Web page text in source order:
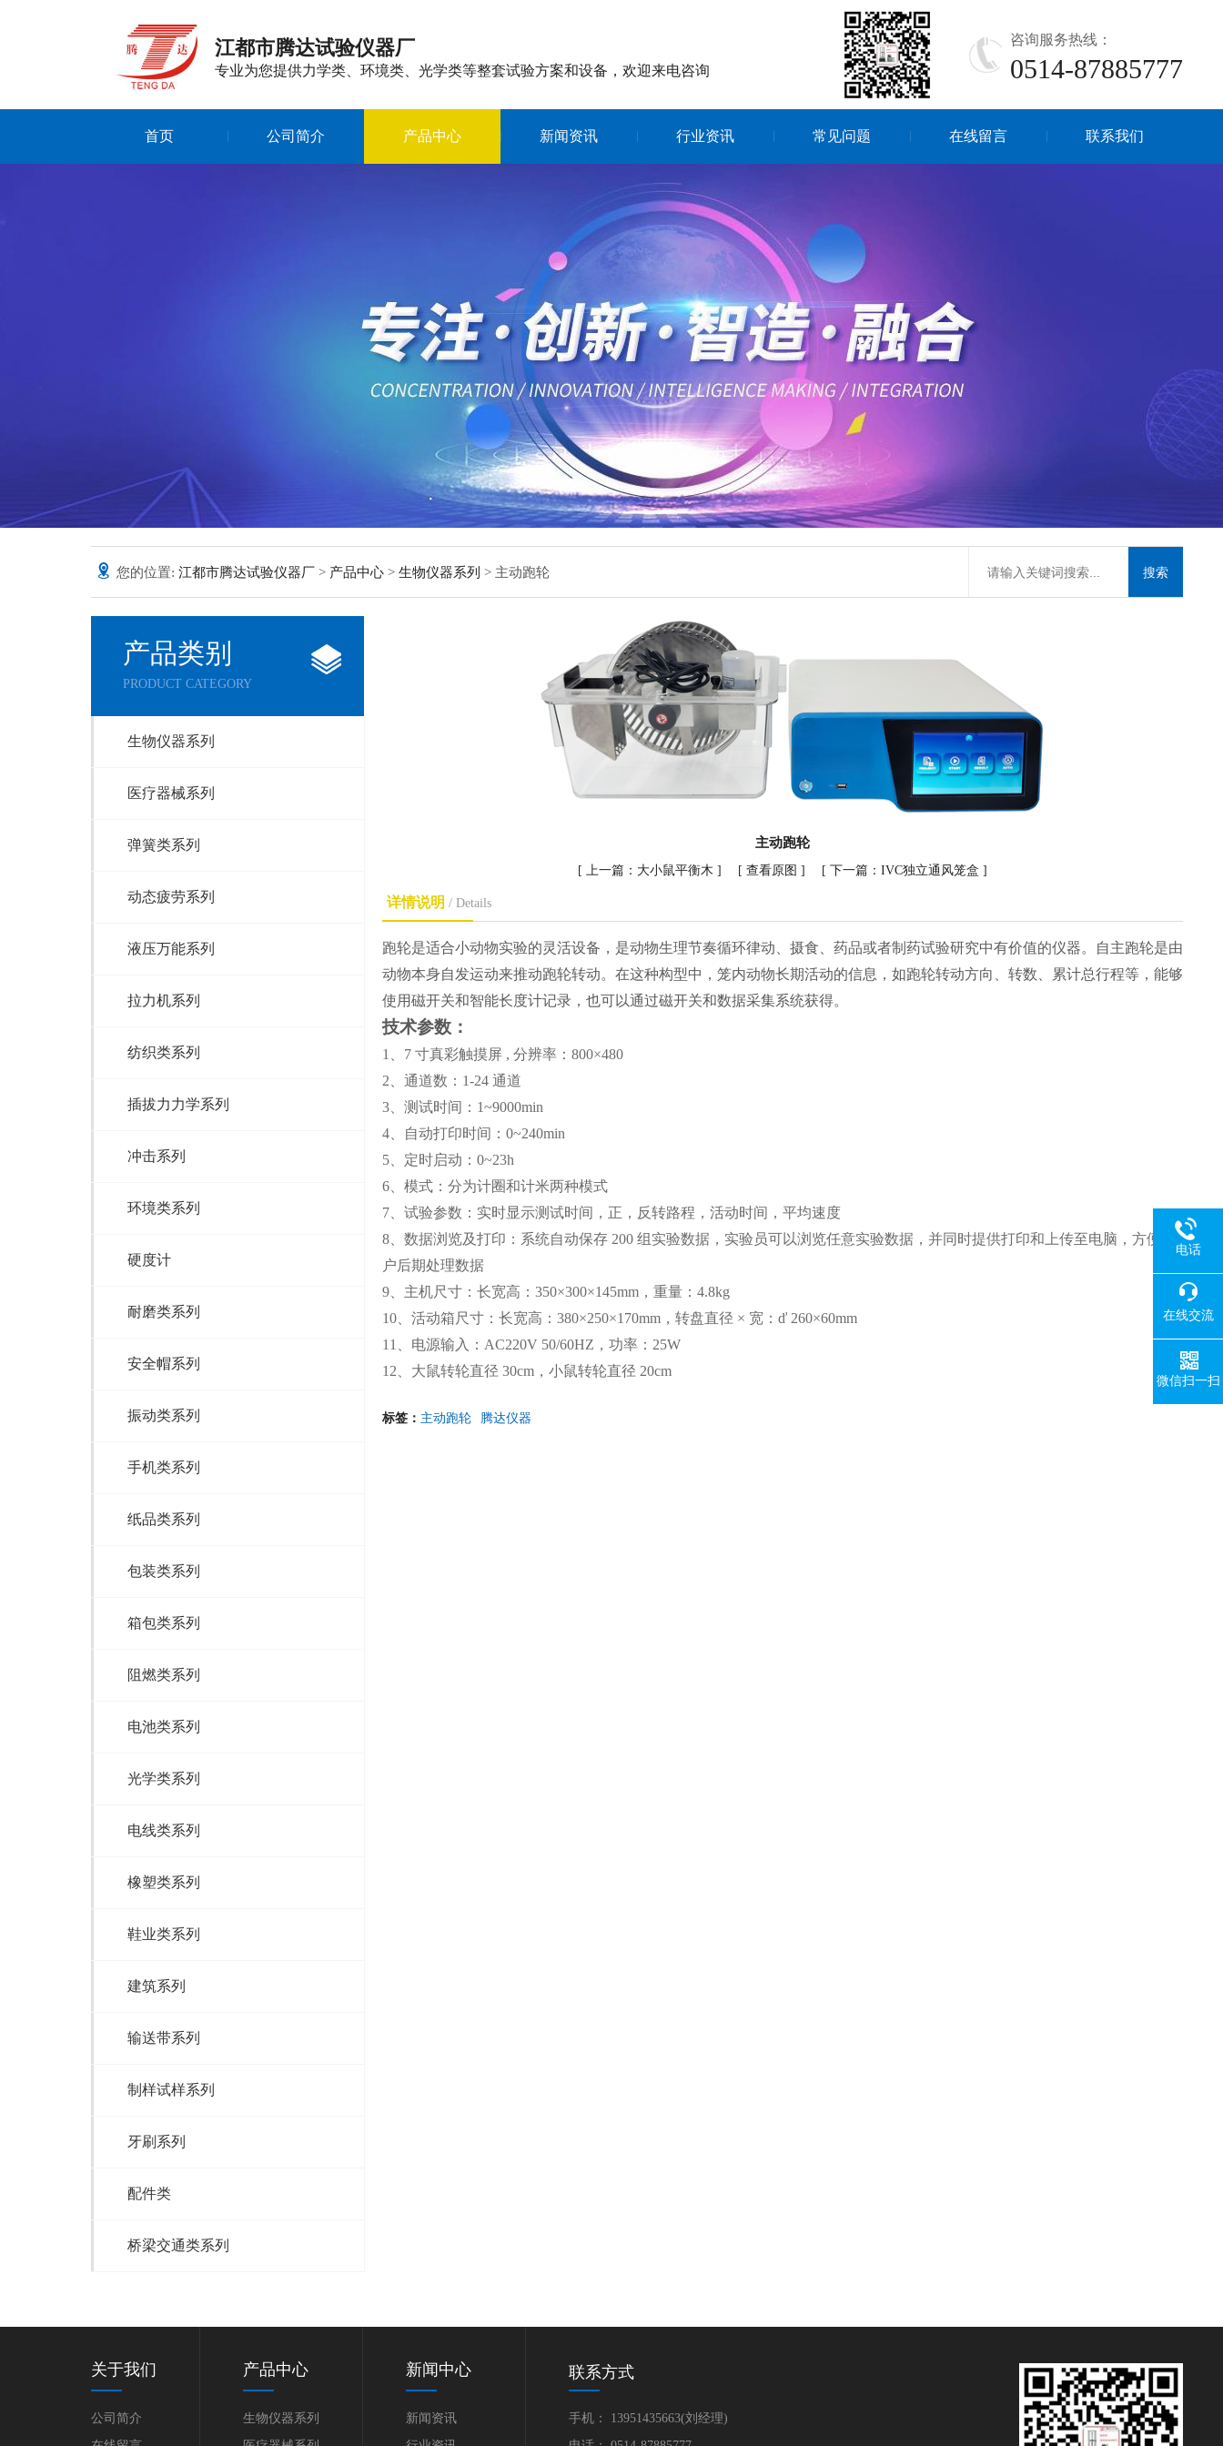
江都市腾达试验仪器厂
专业为您提供力学类、环境类、光学类等整套试验方案和设备，欢迎来电咨询
咨询服务热线：
0514-87885777
首页 公司简介 产品中心 新闻资讯 行业资讯 常见问题 在线留言 联系我们
您的位置: 江都市腾达试验仪器厂 > 产品中心 > 生物仪器系列 > 主动跑轮
产品类别
PRODUCT CATEGORY
生物仪器系列
医疗器械系列
弹簧类系列
动态疲劳系列
液压万能系列
拉力机系列
纺织类系列
插拔力力学系列
冲击系列
环境类系列
硬度计
耐磨类系列
安全帽系列
振动类系列
手机类系列
纸品类系列
包装类系列
箱包类系列
阻燃类系列
电池类系列
光学类系列
电线类系列
橡塑类系列
鞋业类系列
建筑系列
输送带系列
制样试样系列
牙刷系列
配件类
桥梁交通类系列
主动跑轮
[ 上一篇： 大小鼠平衡木 ] [ 查看原图 ] [ 下一篇： IVC独立通风笼盒 ]
详情说明 / Details
跑轮是适合小动物实验的灵活设备，是动物生理节奏循环律动、摄食、药品或者制药试验研究中有价值的仪器。自主跑轮是由
动物本身自发运动来推动跑轮转动。在这种构型中，笼内动物长期活动的信息，如跑轮转动方向、转数、累计总行程等，能够
使用磁开关和智能长度计记录，也可以通过磁开关和数据采集系统获得。
技术参数：
1、7 寸真彩触摸屏 , 分辨率：800×480
2、通道数：1-24 通道
3、测试时间：1~9000min
4、自动打印时间：0~240min
5、定时启动：0~23h
6、模式：分为计圈和计米两种模式
7、试验参数：实时显示测试时间，正，反转路程，活动时间，平均速度
8、数据浏览及打印：系统自动保存 200 组实验数据，实验员可以浏览任意实验数据，并同时提供打印和上传至电脑，方便用
户后期处理数据
9、主机尺寸：长宽高：350×300×145mm，重量：4.8kg
10、活动箱尺寸：长宽高：380×250×170mm，转盘直径 × 宽： ď 260×60mm
11、电源输入：AC220V 50/60HZ，功率：25W
12、 大鼠转轮直径 30cm，小鼠转轮直径 20cm
标签： 主动跑轮 腾达仪器
关于我们
公司简介
产品中心
生物仪器系列
新闻中心
新闻资讯
联系方式
手机： 13951435663(刘经理)
电话
在线交流
微信扫一扫